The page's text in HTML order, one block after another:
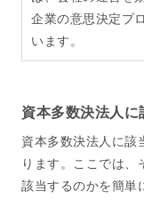
企業の意思決定プ
います。
資本多数決法人に
資本多数決法人に該
ります。ここでは、
該当するのかを簡単